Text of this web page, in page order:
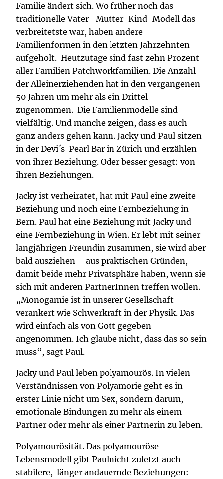
Familie ändert sich. Wo früher noch das
traditionelle Vater- Mutter-Kind-Modell das
verbreitetste war, haben andere
Familienformen in den letzten Jahrzehnten
aufgeholt. Heutzutage sind fast zehn Prozent
aller Familien Patchworkfamilien. Die Anzahl
der Alleinerziehenden hat in den vergangenen
50 Jahren um mehr als ein Drittel
zugenommen. Die Familienmodelle sind
vielfältig. Und manche zeigen, dass es auch
ganz anders gehen kann. Jacky und Paul sitzen
in der Devi´s Pearl Bar in Zürich und erzählen
von ihrer Beziehung. Oder besser gesagt: von
ihren Beziehungen.
Jacky ist verheiratet, hat mit Paul eine zweite
Beziehung und noch eine Fernbeziehung in
Bern. Paul hat eine Beziehung mit Jacky und
eine Fernbeziehung in Wien. Er lebt mit seiner
langjährigen Freundin zusammen, sie wird aber
bald ausziehen – aus praktischen Gründen,
damit beide mehr Privatsphäre haben, wenn sie
sich mit anderen PartnerInnen treffen wollen.
„Monogamie ist in unserer Gesellschaft
verankert wie Schwerkraft in der Physik. Das
wird einfach als von Gott gegeben
angenommen. Ich glaube nicht, dass das so sein
muss“, sagt Paul.
Jacky und Paul leben polyamourös. In vielen
Verständnissen von Polyamorie geht es in
erster Linie nicht um Sex, sondern darum,
emotionale Bindungen zu mehr als einem
Partner oder mehr als einer Partnerin zu leben.
Polyamourösität. Das polyamouröse
Lebensmodell gibt Paulnicht zuletzt auch
stabilere, länger andauernde Beziehungen: